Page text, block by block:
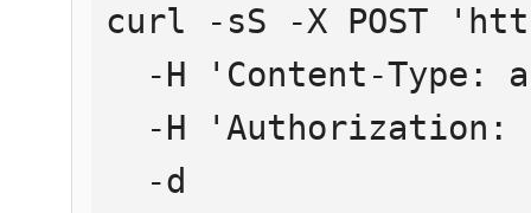
curl -sS -X POST